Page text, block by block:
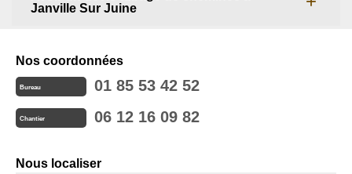
Janville Sur Juine
Nos coordonnées
Bureau 01 85 53 42 52
Chantier 06 12 16 09 82
Nous localiser